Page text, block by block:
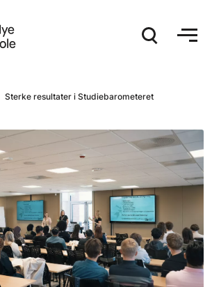
Sterke resultater i Studiebarometeret